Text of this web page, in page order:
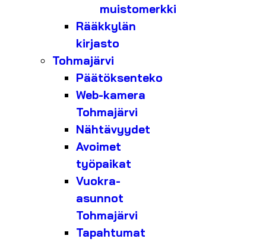
muistomerkki
Rääkkylän
kirjasto
Tohmajärvi
Päätöksenteko
Web-kamera
Tohmajärvi
Nähtävyydet
Avoimet
työpaikat
Vuokra-
asunnot
Tohmajärvi
Tapahtumat